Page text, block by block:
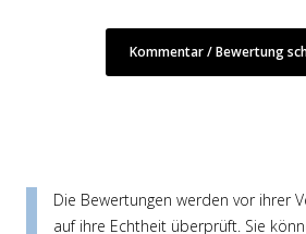
Kommentar / Bewertung
Die Bewertungen werden vor ihrer
auf ihre Echtheit überprüft. Sie